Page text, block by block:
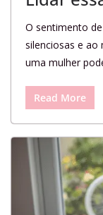
O sentimento
silenciosas e
uma mulher
Read More